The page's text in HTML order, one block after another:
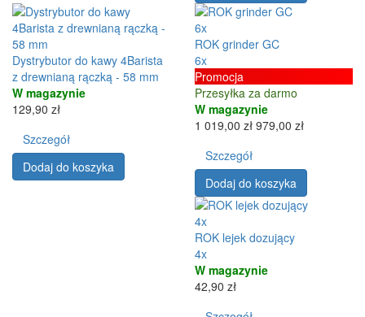
Dystrybutor do kawy 4Barista
z drewnianą rączką - 58 mm
W magazynie
129,90 zł
Szczegół
Dodaj do koszyka
6x
ROK grinder GC
6x
Promocja
Przesyłka za darmo
W magazynie
1 019,00 zł 979,00 zł
Szczegół
Dodaj do koszyka
4x
ROK lejek dozujący
4x
W magazynie
42,90 zł